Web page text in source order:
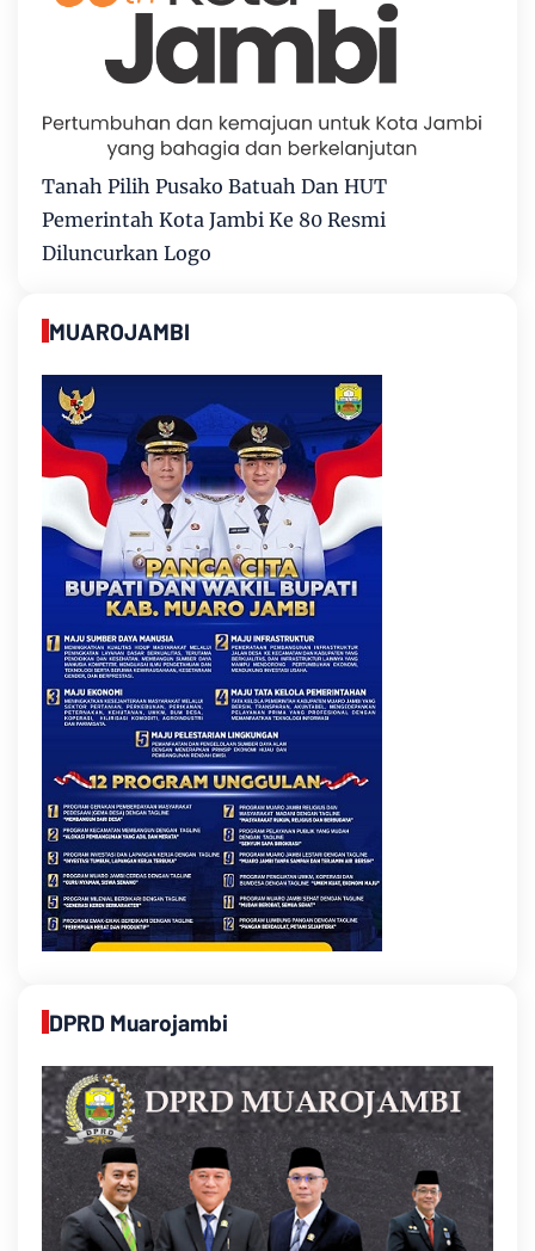
Tanah Pilih Pusako Batuah Dan HUT
Pemerintah Kota Jambi Ke 80 Resmi
Diluncurkan Logo
MUAROJAMBI
DPRD Muarojambi